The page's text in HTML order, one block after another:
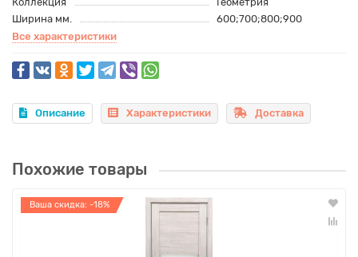
Ширина мм.
600;700;800;900
Все характеристики
Описание Характеристики Доставка
Похожие товары
Ваша скидка: -18%